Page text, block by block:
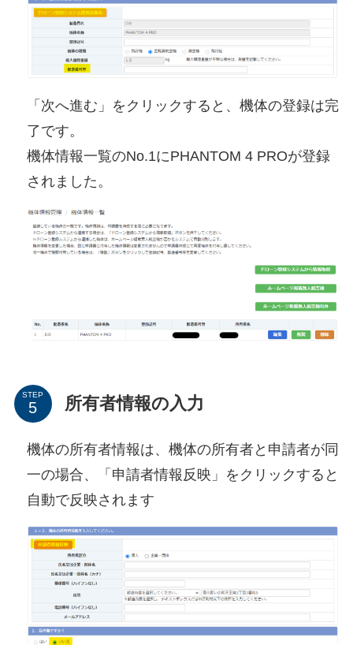
「次へ進む」をクリックすると、機体の登録は完
了です。
機体情報一覧のNo.1にPHANTOM 4 PROが登録
されました。
STEP 所有者情報の入力
機体の所有者情報は、機体の所有者と申請者が同
一の場合、「申請者情報反映」をクリックすると
自動で反映されます